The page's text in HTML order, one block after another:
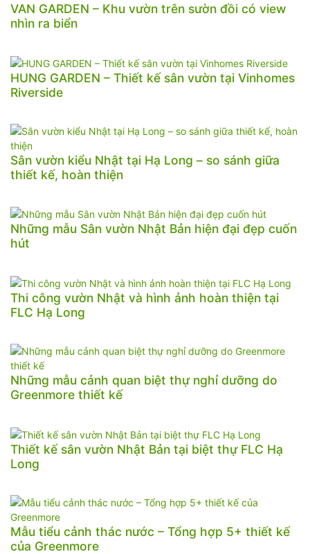
VAN GARDEN – Khu vườn trên sườn đồi có view
nhìn ra biển
HUNG GARDEN – Thiết kế sân vườn tại Vinhomes
Riverside
Sân vườn kiểu Nhật tại Hạ Long – so sánh giữa
thiết kế, hoàn thiện
Những mẫu Sân vườn Nhật Bản hiện đại đẹp cuốn
hút
Thi công vườn Nhật và hình ảnh hoàn thiện tại
FLC Hạ Long
Những mẫu cảnh quan biệt thự nghỉ dưỡng do
Greenmore thiết kế
Thiết kế sân vườn Nhật Bản tại biệt thự FLC Hạ
Long
Mẫu tiểu cảnh thác nước – Tổng hợp 5+ thiết kế
của Greenmore